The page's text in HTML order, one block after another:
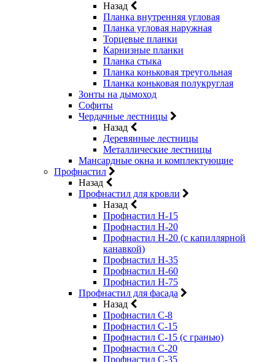
Назад
Планка внутренняя угловая
Планка угловая наружная
Торцевые планки
Карнизные планки
Планка стыка
Планка коньковая треугольная
Планка коньковая полукруглая
Зонты на дымоход
Софиты
Чердачные лестницы
Назад
Деревянные лестницы
Металлические лестницы
Мансардные окна и комплектующие
Профнастил
Назад
Профнастил для кровли
Назад
Профнастил Н-15
Профнастил Н-20
Профнастил Н-20 (с капиллярной
канавкой)
Профнастил Н-35
Профнастил Н-60
Профнастил Н-75
Профнастил для фасада
Назад
Профнастил С-8
Профнастил С-15
Профнастил С-15 (с гранью)
Профнастил С-20
Профнастил С-35